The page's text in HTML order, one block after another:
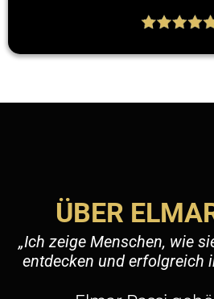
ÜBER
„Ich zeige Menschen, wie
entdecken und erfolgreich